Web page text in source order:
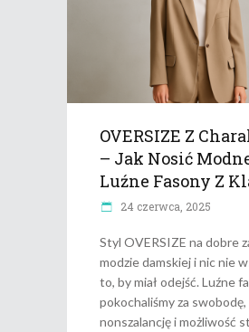
OVERSIZE Z
– Jak Nosić
Luźne Fasony Z
24 czerwca, 2025
Styl OVERSIZE na dobre
modzie damskiej i nic nie
to, by miał odejść. Luźne
pokochaliśmy za swobodę,
nonszalancję i możliwość